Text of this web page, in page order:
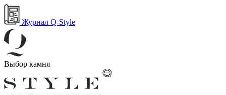
Журнал Q-Style
Выбор камня